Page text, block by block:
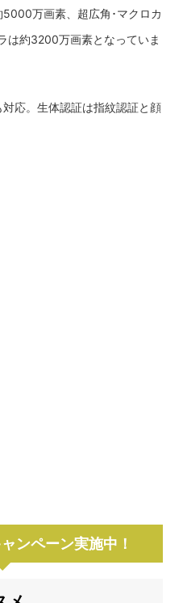
万画素、超広角･マクロカ
は約3200万画素となっていま
応。生体認証は指紋認証と顔
ンペーン実施中！